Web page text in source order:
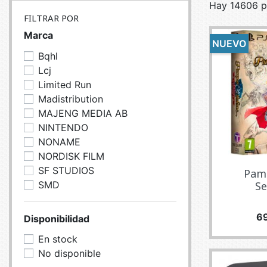
FILTRAR POR
Marca
Bqhl
Lcj
Limited Run
Madistribution
MAJENG MEDIA AB
NINTENDO
NONAME
NORDISK FILM
SF STUDIOS
SMD
Disponibilidad
En stock
No disponible
Hay 14606
NUEVO